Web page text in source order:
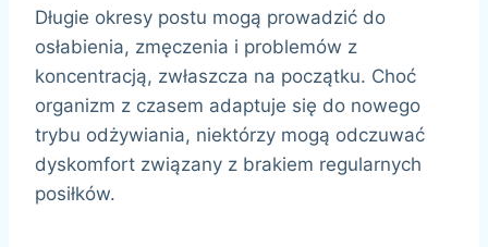
Długie okresy postu mogą prowadzić do
osłabienia, zmęczenia i problemów z
koncentracją, zwłaszcza na początku. Choć
organizm z czasem adaptuje się do nowego
trybu odżywiania, niektórzy mogą odczuwać
dyskomfort związany z brakiem regularnych
posiłków.